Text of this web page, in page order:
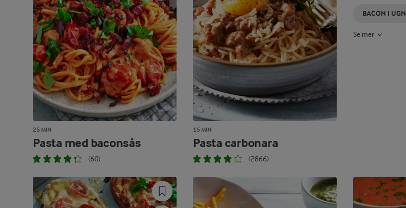
25 MIN
Pasta med baconsås
(60)
15 MIN
Pasta carbonara
(2866)
BACON I UGN
Se mer